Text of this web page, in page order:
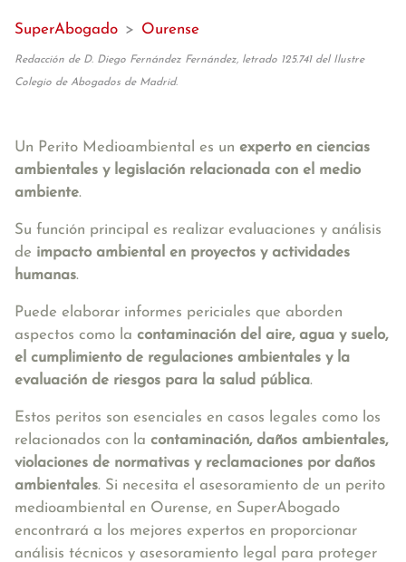
SuperAbogado > Ourense
Redacción de D. Diego Fernández Fernández, letrado 125.741 del Ilustre
Colegio de Abogados de Madrid.
Un Perito Medioambiental es un experto en ciencias
ambientales y legislación relacionada con el medio
ambiente.
Su función principal es realizar evaluaciones y análisis
de impacto ambiental en proyectos y actividades
humanas.
Puede elaborar informes periciales que aborden
aspectos como la contaminación del aire, agua y suelo,
el cumplimiento de regulaciones ambientales y la
evaluación de riesgos para la salud pública.
Estos peritos son esenciales en casos legales como los
relacionados con la contaminación, daños ambientales,
violaciones de normativas y reclamaciones por daños
ambientales. Si necesita el asesoramiento de un perito
medioambiental en Ourense, en SuperAbogado
encontrará a los mejores expertos en proporcionar
análisis técnicos y asesoramiento legal para proteger